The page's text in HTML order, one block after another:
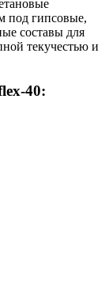
под гипсовые,
составы для
текучестью и
40: